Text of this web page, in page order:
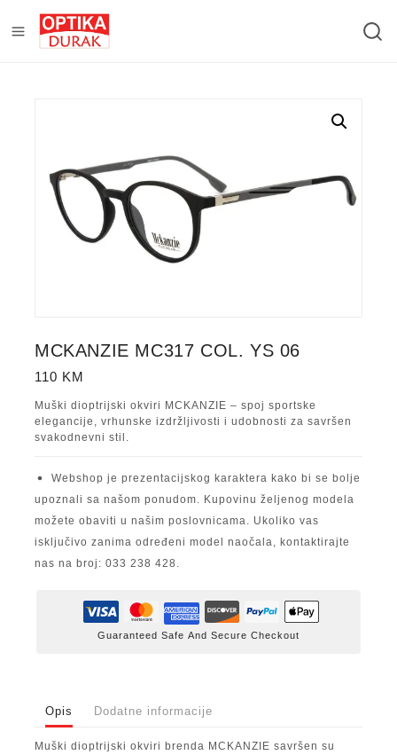
MCKANZIE MC317 COL. YS 06
110 KM
Muški dioptrijski okviri MCKANZIE – spoj sportske
elegancije, vrhunske izdržljivosti i udobnosti za savršen
svakodnevni stil.
Webshop je prezentacijskog karaktera kako bi se bolje
upoznali sa našom ponudom. Kupovinu željenog modela
možete obaviti u našim poslovnicama. Ukoliko vas
isključivo zanima određeni model naočala, kontaktirajte
nas na broj: 033 238 428.
Guaranteed Safe And Secure Checkout
Opis Dodatne informacije
Muški dioptrijski okviri brenda MCKANZIE savršen su